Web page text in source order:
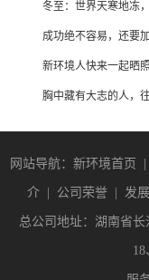
网站导航：新环境首页
介| 公司荣誉| 发
总公司地址：湖南省
18